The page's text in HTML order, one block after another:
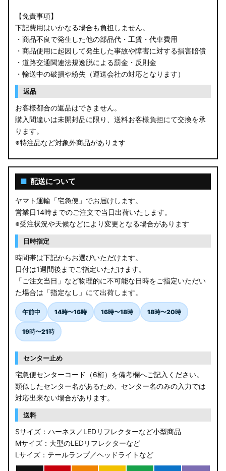
【免責事項】
下記費用はいかなる場合も負担しません。
・商品不良で発生した他の部品代・工賃・代車費用
・商品使用に起因して発生した事故や障害に対する損害賠償
・道路交通関連法規逸脱による罰金・反則金
・輸送中の破損や紛失（運送会社の対応となります）
返品
お客様都合の返品はできません。
購入間違いは未開封品に限り、送料お客様負担にて交換を承
ります。
※特注品など対象外商品があります
■ 配送について
ヤマト運輸「宅急便」でお届けします。
営業日14時までのご注文で当日出荷いたします。
※受注状況や天候などにより変更となる場合があります
日時指定
時間帯は下記からお選びいただけます。
日付は1週間後までご指定いただけます。
「ご注文当日」など物理的に不可能な日時をご指定いただい
た場合は「指定なし」にて出荷します。
午前中 14時〜16時 16時〜18時 18時〜20時
19時〜21時
センター止め
宅急便センターコード（6桁）を備考欄へご記入ください。
類似したセンター名があるため、センター名のみの入力では
対応出来ない場合があります。
送料
Sサイズ：ハーネス／LEDリフレクターなど小型商品
Mサイズ：大型のLEDリフレクターなど
Lサイズ：テールランプ／ヘッドライトなど